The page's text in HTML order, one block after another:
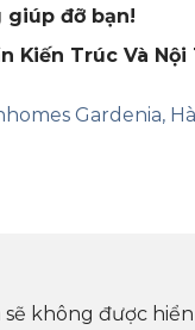
giúp đỡ bạn!
Kiến Trúc Và
Gardenia,
sẽ không được